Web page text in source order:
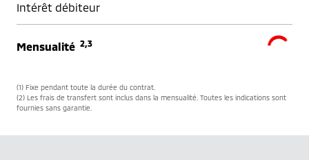
Intérêt débiteur
Mensualité 2,3
(1) Fixe pendant toute la durée du contrat.
(2) Les frais de transfert sont inclus dans la mensualité. Toutes les indications sont
fournies sans garantie.